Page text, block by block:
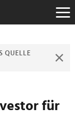
QUELLE
für